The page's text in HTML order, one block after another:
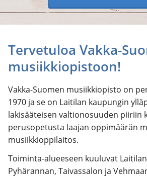
Tervetuloa Vakka-
musiikkiopistoon!
Vakka-Suomen musiikkiopisto on
1970 ja se on Laitilan kaupungin
lakisääteisen valtionosuuden piiriin
perusopetusta laajan oppimäärän
musiikkioppilaitos.
Toiminta-alueeseen kuuluvat
Pyhärannan, Taivassalon ja